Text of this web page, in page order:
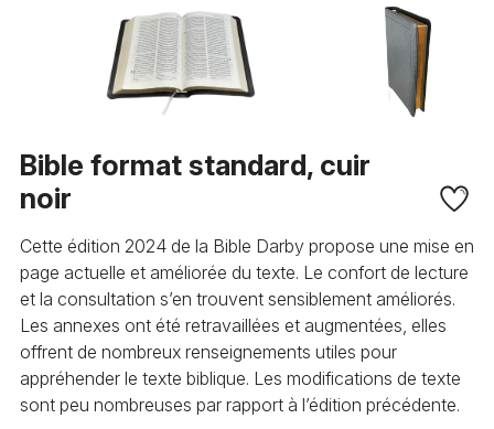
Bible format standard, cuir
noir
Cette édition 2024 de la Bible Darby propose une mise en
page actuelle et améliorée du texte. Le confort de lecture
et la consultation s’en trouvent sensiblement améliorés.
Les annexes ont été retravaillées et augmentées, elles
offrent de nombreux renseignements utiles pour
appréhender le texte biblique. Les modifications de texte
sont peu nombreuses par rapport à l’édition précédente.